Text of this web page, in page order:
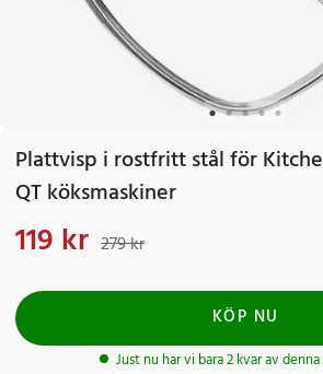
Plattvisp i rostfritt stål för
QT köksmaskiner
Nuvarande pris
119 kr 279 kr
KÖP NU
Just nu har vi bara 2 kvar av